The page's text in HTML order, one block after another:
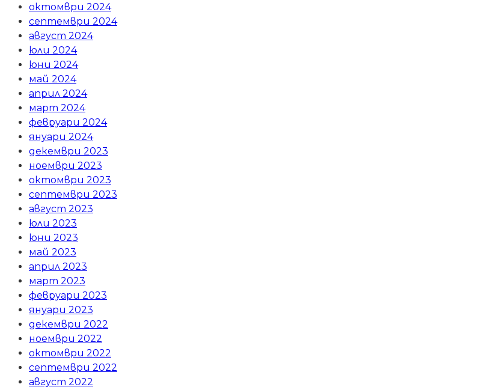
октомври 2024
септември 2024
август 2024
юли 2024
юни 2024
май 2024
април 2024
март 2024
февруари 2024
януари 2024
декември 2023
ноември 2023
октомври 2023
септември 2023
август 2023
юли 2023
юни 2023
май 2023
април 2023
март 2023
февруари 2023
януари 2023
декември 2022
ноември 2022
октомври 2022
септември 2022
август 2022